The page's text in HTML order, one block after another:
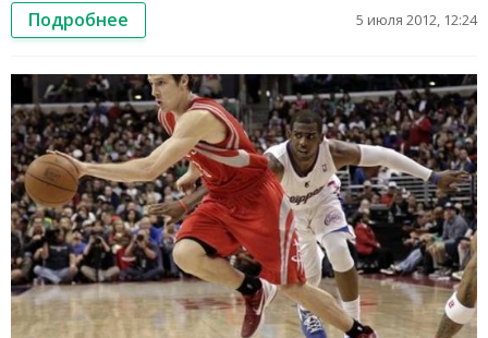
Подробнее 5 июля 2012, 12:24